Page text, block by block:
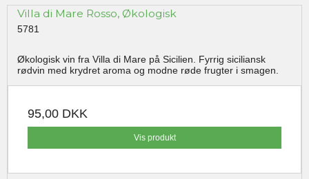
Villa di Mare Rosso, Økologisk
5781
Økologisk vin fra Villa di Mare på Sicilien. Fyrrig siciliansk
rødvin med krydret aroma og modne røde frugter i smagen.
95,00 DKK
Vis produkt